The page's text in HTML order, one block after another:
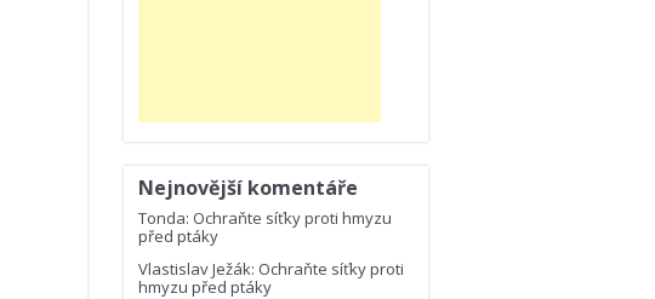
Nejnovější komentáře
Tonda: Ochraňte síťky proti hmyzu
před ptáky
Vlastislav Ježák: Ochraňte síťky proti
hmyzu před ptáky